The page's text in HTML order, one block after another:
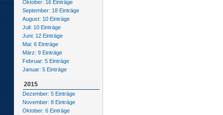
Oktober: 16 Einträge
September: 18 Einträge
August: 10 Einträge
Juli: 10 Einträge
Juni: 12 Einträge
Mai: 6 Einträge
März: 9 Einträge
Februar: 5 Einträge
Januar: 5 Einträge
2015
Dezember: 5 Einträge
November: 8 Einträge
Oktober: 6 Einträge